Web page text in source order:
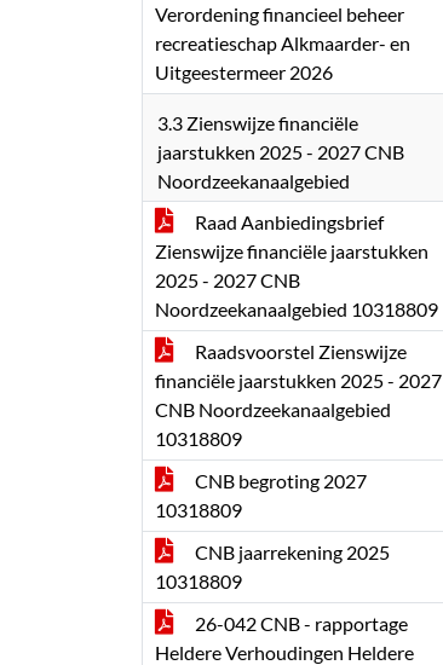
Verordening financieel beheer
recreatieschap Alkmaarder- en
Uitgeestermeer 2026
3.3 Zienswijze financiële
jaarstukken 2025 - 2027 CNB
Noordzeekanaalgebied
Raad Aanbiedingsbrief
Zienswijze financiële jaarstukken
2025 - 2027 CNB
Noordzeekanaalgebied 10318809
Raadsvoorstel Zienswijze
financiële jaarstukken 2025 - 2027
CNB Noordzeekanaalgebied
10318809
CNB begroting 2027
10318809
CNB jaarrekening 2025
10318809
26-042 CNB - rapportage
Heldere Verhoudingen Heldere